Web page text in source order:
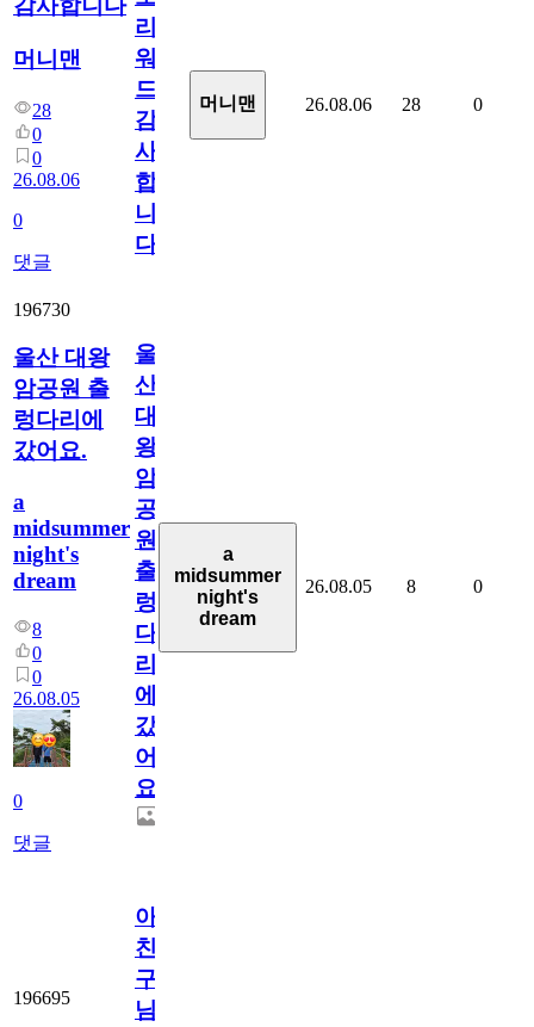
감사합니다
머니맨
28
0
0
26.08.06
0
댓글
리
워
드
감
사
합
니
다
머니맨 26.08.06 28 0
196730
울산 대왕
암공원 출
렁다리에
갔어요.
a
midsummer
night's
dream
8
0
0
26.08.05
0
댓글
울
산
대
왕
암
공
원
출
렁
다
리
에
갔
어
요.
a
midsummer
night's
dream
26.08.05 8 0
196695
아.
친
구
님